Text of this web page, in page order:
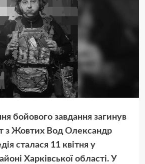
бойового завдання загинув
з Жовтих Вод Олександр
сталася 11 квітня у
Харківської області. У